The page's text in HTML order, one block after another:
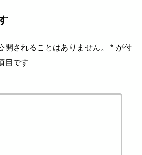
開されることはありません。 * が付
目です